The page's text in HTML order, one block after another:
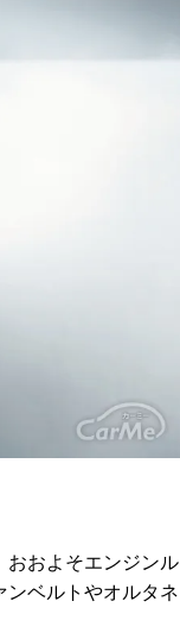
おおよそエンジンル
ンベルトやオルタネ